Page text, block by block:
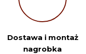
Dostawa i montaż
nagrobka